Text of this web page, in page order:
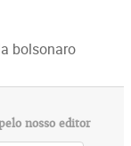
bolsonaro
nosso editor